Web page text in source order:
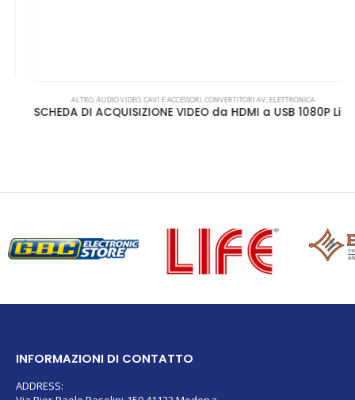
ALTRO,AUDIO VIDEO,CAVI E ACCESSORI,CONVERTITORI AV,ELETTRONICA
SCHEDA DI ACQUISIZIONE VIDEO da HDMI a USB 1080P Life
Via Pier Paolo Pasolini 150 41123 Modena